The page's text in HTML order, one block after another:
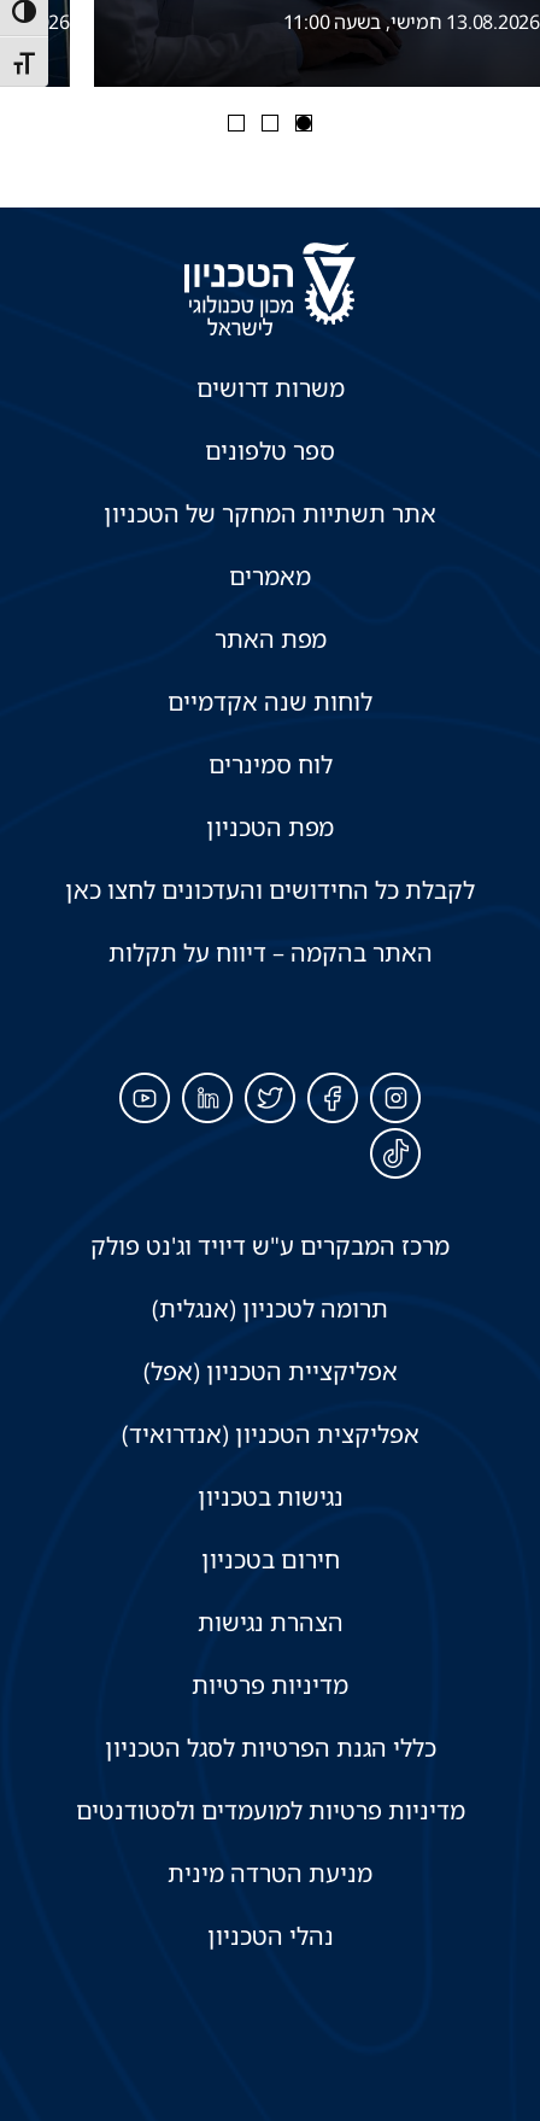
הפעל/
מתג
13.08.2026 חמישי, בשעה 11:00
16.08.2026 ראשון,
משרות דרושים
ספר טלפונים
אתר תשתיות המחקר של הטכניון
מאמרים
מפת האתר
לוחות שנה אקדמיים
לוח סמינרים
מפת הטכניון
לקבלת כל החידושים והעדכונים לחצו כאן
האתר בהקמה – דיווח על תקלות
מרכז המבקרים ע"ש דיויד וג'נט פולק
תרומה לטכניון (אנגלית)
אפליקציית הטכניון (אפל)
אפליקצית הטכניון (אנדרואיד)
נגישות בטכניון
חירום בטכניון
הצהרת נגישות
מדיניות פרטיות
כללי הגנת הפרטיות לסגל הטכניון
מדיניות פרטיות למועמדים ולסטודנטים
מניעת הטרדה מינית
נהלי הטכניון